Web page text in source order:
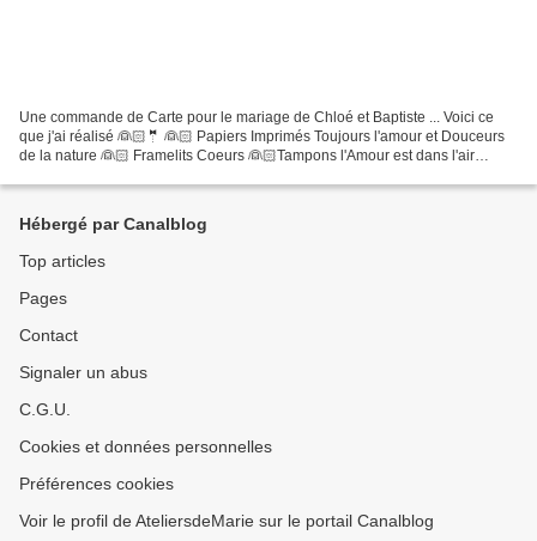
Une commande de Carte pour le mariage de Chloé et Baptiste ... Voici ce
que j'ai réalisé 👰🏻🤵 👰🏻 Papiers Imprimés Toujours l'amour et Douceurs
de la nature 👰🏻 Framelits Coeurs 👰🏻Tampons l'Amour est dans l'air
Hébergé par Canalblog
Top articles
Pages
Contact
Signaler un abus
C.G.U.
Cookies et données personnelles
Préférences cookies
Voir le profil de AteliersdeMarie sur le portail Canalblog